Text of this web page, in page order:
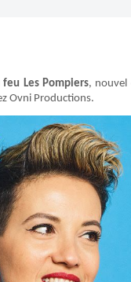
Les Pompiers, nouvel
Ovni Productions.